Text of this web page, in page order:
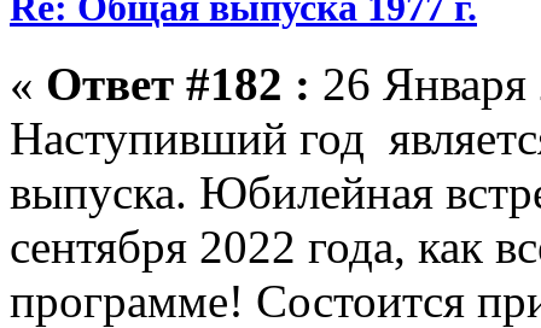
« Ответ #182 : 26
Наступивший год
выпуска. Юбилейная
сентября 2022 года, как
программе! Состоится